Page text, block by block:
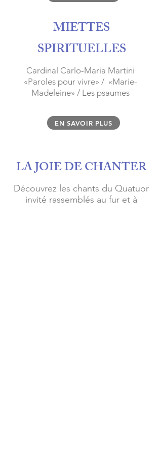
MIETTES
SPIRITUELLES
Cardinal Carlo-Maria Martini
«Paroles pour vivre» / «Marie-
Madeleine» / Les psaumes
EN SAVOIR PLUS
LA JOIE DE CHANTER
Découvrez les chants du Quatuor
invité rassemblés au fur et à